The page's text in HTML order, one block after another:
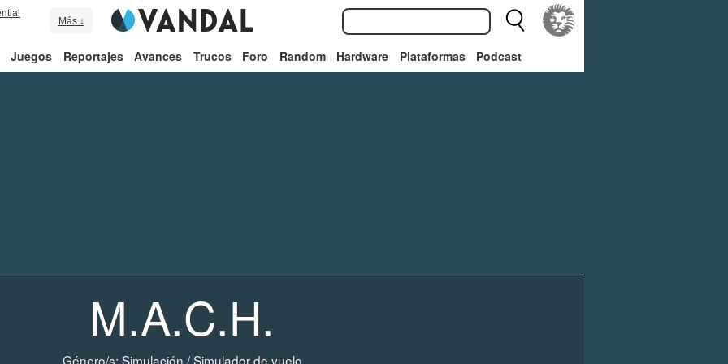
Más ↓
Juegos Reportajes Avances Trucos Foro Random Hardware Plataformas Podcast
M.A.C.H.
Género/s: Simulación /Simulador de vuelo